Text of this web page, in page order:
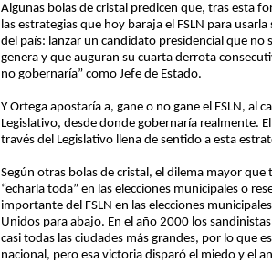
Algunas bolas de cristal predicen que, tras esta
las estrategias que hoy baraja el FSLN para
del país: lanzar un candidato presidencial que
genera y que auguran su cuarta derrota
no gobernaría” como Jefe de Estado.
Y Ortega apostaría a, gane o no gane el FSLN, al
Legislativo, desde donde gobernaría realmente.
través del Legislativo llena de sentido a esta
Según otras bolas de cristal, el dilema mayor que
“echarla toda” en las elecciones municipales o
importante del FSLN en las elecciones
Unidos para abajo. En el año 2000 los
casi todas las ciudades más grandes, por lo que
nacional, pero esa victoria disparó el miedo y el